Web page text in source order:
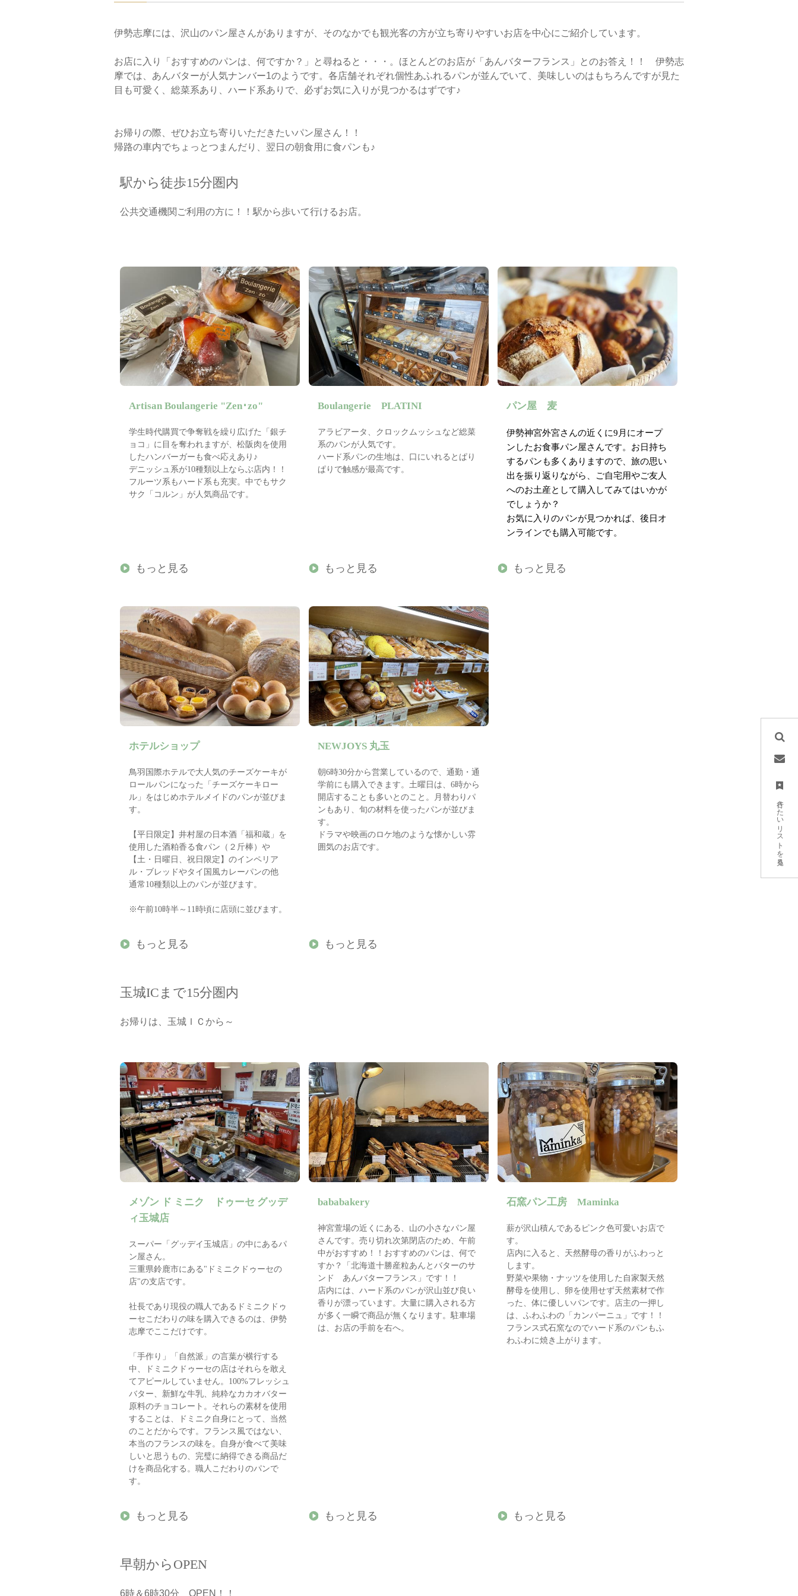
行きたいリストを見る
伊勢志摩には、沢山のパン屋さんがありますが、そのなかでも観光客の方が立ち寄りやすいお店を中心にご紹介しています。
お店に入り「おすすめのパンは、何ですか？」と尋ねると・・・。ほとんどのお店が「あんバターフランス」とのお答え！！ 伊勢志
摩では、あんバターが人気ナンバー1のようです。各店舗それぞれ個性あふれるパンが並んでいて、美味しいのはもちろんですが見た
目も可愛く、総菜系あり、ハード系ありで、必ずお気に入りが見つかるはずです♪
お帰りの際、ぜひお立ち寄りいただきたいパン屋さん！！
帰路の車内でちょっとつまんだり、翌日の朝食用に食パンも♪
駅から徒歩15分圏内
公共交通機関ご利用の方に！！駅から歩いて行けるお店。
Artisan Boulangerie "Zen･zo"
学生時代購買で争奪戦を繰り広げた「銀チ
ョコ」に目を奪われますが、松阪肉を使用
したハンバーガーも食べ応えあり♪
デニッシュ系が10種類以上ならぶ店内！！
フルーツ系もハード系も充実。中でもサク
サク「コルン」が人気商品です。
もっと見る
Boulangerie PLATINI
アラビアータ、クロックムッシュなど総菜
系のパンが人気です。
ハード系パンの生地は、口にいれるとぱり
ぱりで触感が最高です。
もっと見る
パン屋 麦
伊勢神宮外宮さんの近くに9月にオープ
ンしたお食事パン屋さんです。 お日持ち
するパンも多くありますので、旅の思い
出を振り返りながら、
ご自宅用やご友人
へのお土産として購入してみてはいかが
でしょうか？
お気に入りのパンが見つかれば、後日オ
ンラインでも購入可能です。
もっと見る
ホテルショップ
鳥羽国際ホテルで大人気のチーズケーキが
ロールパンになった「チーズケーキロー
ル」をはじめホテルメイドのパンが並びま
す。
【平日限定】井村屋の日本酒「福和蔵」を
使用した酒粕香る食パン（２斤棒）や
【土・日曜日、祝日限定】のインペリア
ル・ブレッドやタイ国風カレーパンの他
通常10種類以上のパンが並びます。
※午前10時半～11時頃に店頭に並びます。
もっと見る
NEWJOYS 丸玉
朝6時30分から営業しているので、通勤・通
学前にも購入できます。土曜日は、6時から
開店することも多いとのこと。月替わりパ
ンもあり、旬の材料を使ったパンが並びま
す。
ドラマや映画のロケ地のような懐かしい雰
囲気のお店です。
もっと見る
玉城ICまで15分圏内
お帰りは、玉城ＩＣから～
メゾン ド ミニク ドゥーセ グッデ
ィ玉城店
スーパー「グッデイ玉城店」の中にあるパ
ン屋さん。
三重県鈴鹿市にある"ドミニクドゥーセの
店"の支店です。
社長であり現役の職人であるドミニクドゥ
ーセこだわりの味を購入できるのは、伊勢
志摩でここだけです。
「手作り」「自然派」の言葉が横行する
中、ドミニクドゥーセの店はそれらを敢え
てアピールしていません。100%フレッシュ
バター、新鮮な牛乳、純粋なカカオバター
原料のチョコレート。それらの素材を使用
することは、ドミニク自身にとって、当然
のことだからです。フランス風ではない、
本当のフランスの味を。自身が食べて美味
しいと思うもの、完璧に納得できる商品だ
けを商品化する。職人こだわりのパンで
す。
もっと見る
bababakery
神宮萱場の近くにある、山の小さなパン屋
さんです。売り切れ次第閉店のため、午前
中がおすすめ！！おすすめのパンは、何で
すか？「北海道十勝産粒あんとバターのサ
ンド あんバターフランス」です！！
店内には、ハード系のパンが沢山並び良い
香りが漂っています。大量に購入される方
が多く一瞬で商品が無くなります。駐車場
は、お店の手前を右へ。
もっと見る
石窯パン工房 Maminka
薪が沢山積んであるピンク色可愛いお店で
す。
店内に入ると、天然酵母の香りがふわっと
します。
野菜や果物・ナッツを使用した自家製天然
酵母を使用し、卵を使用せず天然素材で作
った、体に優しいパンです。店主の一押し
は、ふわふわの「カンパーニュ」です！！
フランス式石窯なのでハード系のパンもふ
わふわに焼き上がります。
もっと見る
早朝からOPEN
6時＆6時30分 OPEN！！